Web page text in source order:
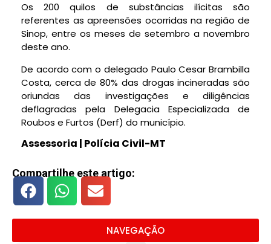
Os 200 quilos de substâncias ilícitas são
referentes as apreensões ocorridas na região de
Sinop, entre os meses de setembro a novembro
deste ano.
De acordo com o delegado Paulo Cesar Brambilla
Costa, cerca de 80% das drogas incineradas são
oriundas das investigações e diligências
deflagradas pela Delegacia Especializada de
Roubos e Furtos (Derf) do município.
Assessoria | Polícia Civil-MT
Compartilhe este artigo:
NAVEGAÇÃO